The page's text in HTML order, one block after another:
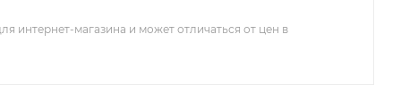
интернет-магазина и может отличаться от цен в